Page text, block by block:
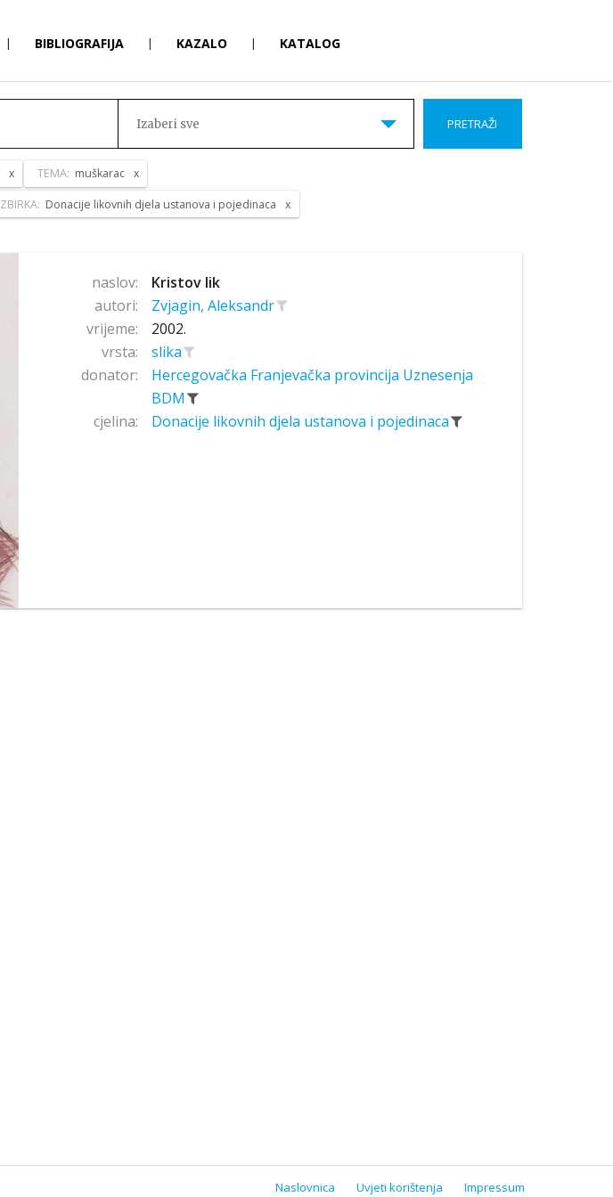
| BIBLIOGRAFIJA | KAZALO | KATALOG
Izaberi sve PRETRAŽI
TEMA: muškarac
ZBIRKA: Donacije likovnih djela ustanova i pojedinaca
naslov:
Kristov lik
autori:
Zvjagin, Aleksandr
vrijeme:
2002.
vrsta:
slika
donator:
Hercegovačka Franjevačka provincija Uznesenja
BDM
cjelina:
Donacije likovnih djela ustanova i pojedinaca
Naslovnica Uvjeti korištenja Impressum